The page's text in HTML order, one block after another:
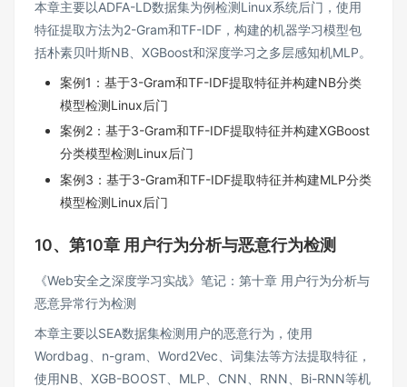
本章主要以ADFA-LD数据集为例检测Linux系统后门，使用
特征提取方法为2-Gram和TF-IDF，构建的机器学习模型包
括朴素贝叶斯NB、XGBoost和深度学习之多层感知机MLP。
案例1：基于3-Gram和TF-IDF提取特征并构建NB分类
模型检测Linux后门
案例2：基于3-Gram和TF-IDF提取特征并构建XGBoost
分类模型检测Linux后门
案例3：基于3-Gram和TF-IDF提取特征并构建MLP分类
模型检测Linux后门
10、第10章 用户行为分析与恶意行为检测
《Web安全之深度学习实战》笔记：第十章 用户行为分析与
恶意异常行为检测
本章主要以SEA数据集检测用户的恶意行为，使用
Wordbag、n-gram、Word2Vec、词集法等方法提取特征，
使用NB、XGB-BOOST、MLP、CNN、RNN、Bi-RNN等机